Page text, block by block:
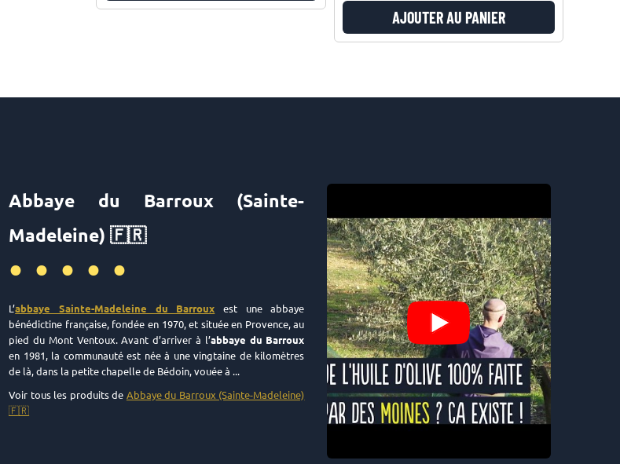
AJOUTER AU PANIER
Abbaye du Barroux (Sainte-
Madeleine) 🇫🇷
•••••
L’abbaye Sainte-Madeleine du Barroux est une abbaye
bénédictine française, fondée en 1970, et située en Provence, au
pied du Mont Ventoux. Avant d’arriver à l’abbaye du Barroux
en 1981, la communauté est née à une vingtaine de kilomètres
de là, dans la petite chapelle de Bédoin, vouée à ...
Voir tous les produits de Abbaye du Barroux (Sainte-Madeleine)
🇫🇷